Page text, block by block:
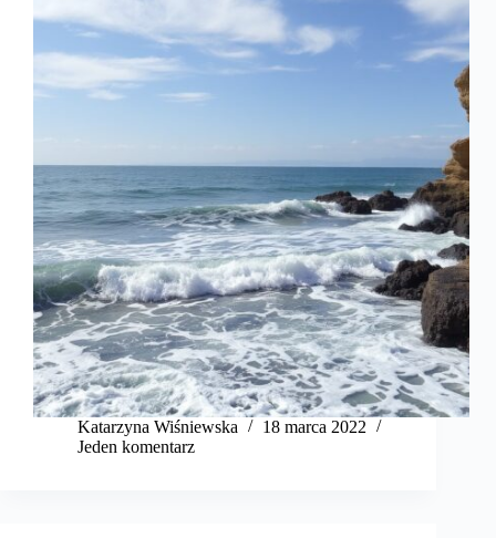
Katarzyna Wiśniewska
18 marca 2022
Jeden komentarz